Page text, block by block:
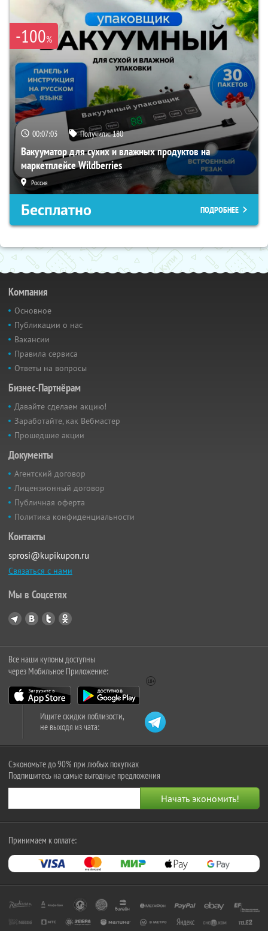
-100%
00:07:02 Получили:180
Вакууматор для сухих и влажных продуктов на
маркетплейсе Wildberries
Россия
Бесплатно ПОДРОБНЕЕ
Компания
Основное
Публикации о нас
Вакансии
Правила сервиса
Ответы на вопросы
Бизнес-Партнёрам
Давайте сделаем акцию!
Заработайте, как Вебмастер
Прошедшие акции
Документы
Агентский договор
Лицензионный договор
Публичная оферта
Политика конфиденциальности
Контакты
sprosi@kupikupon.ru
Связаться с нами
Мы в Соцсетях
Все наши купоны доступны
через Мобильное Приложение:
Ищите скидки поблизости,
не выходя из чата:
Сэкономьте до 90% при любых покупках
Подпишитесь на самые выгодные предложения
Принимаем к оплате: